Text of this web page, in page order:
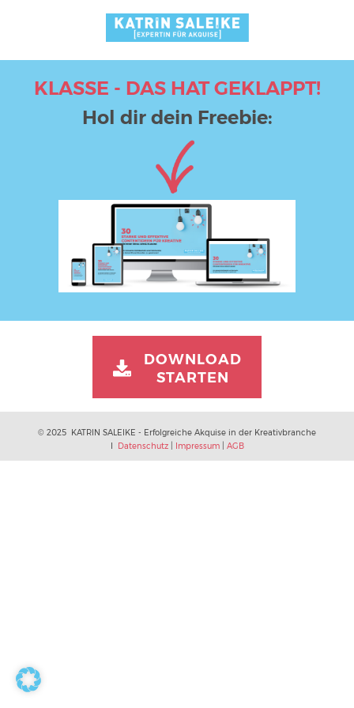
KLASSE - DAS HAT GEKLAPPT!
Hol dir dein Freebie:
DOWNLOAD
STARTEN
© 2025 KATRIN SALEIKE - Erfolgreiche Akquise in der Kreativbranche
Datenschutz Impressum AGB